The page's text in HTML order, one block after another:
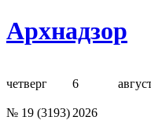
Архнадзор
четверг 6
№ 19 (3193) 2026